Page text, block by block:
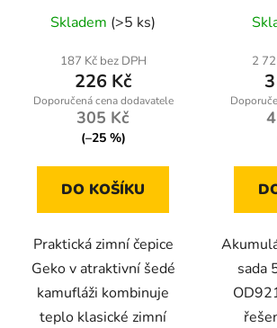
kamufláž – handsfree
osvětlení pro outdoor
aktivity
Skladem (>5 ks)
187 Kč bez DPH
226 Kč
305 Kč
(–25 %)
DO KOŠÍKU
Praktická zimní čepice
Geko v atraktivní šedé
kamufláži kombinuje
teplo klasické zimní
pila,
2
sada